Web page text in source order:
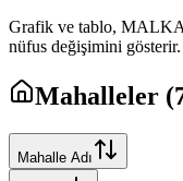
Grafik ve tablo,
nüfus değişimini gösterir.
Mahalleler (
Mahalle Adı